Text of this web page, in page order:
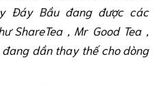
Đáy Bầu đang được các
ShareTea , Mr Good Tea ,
đang dần thay thế cho dòng